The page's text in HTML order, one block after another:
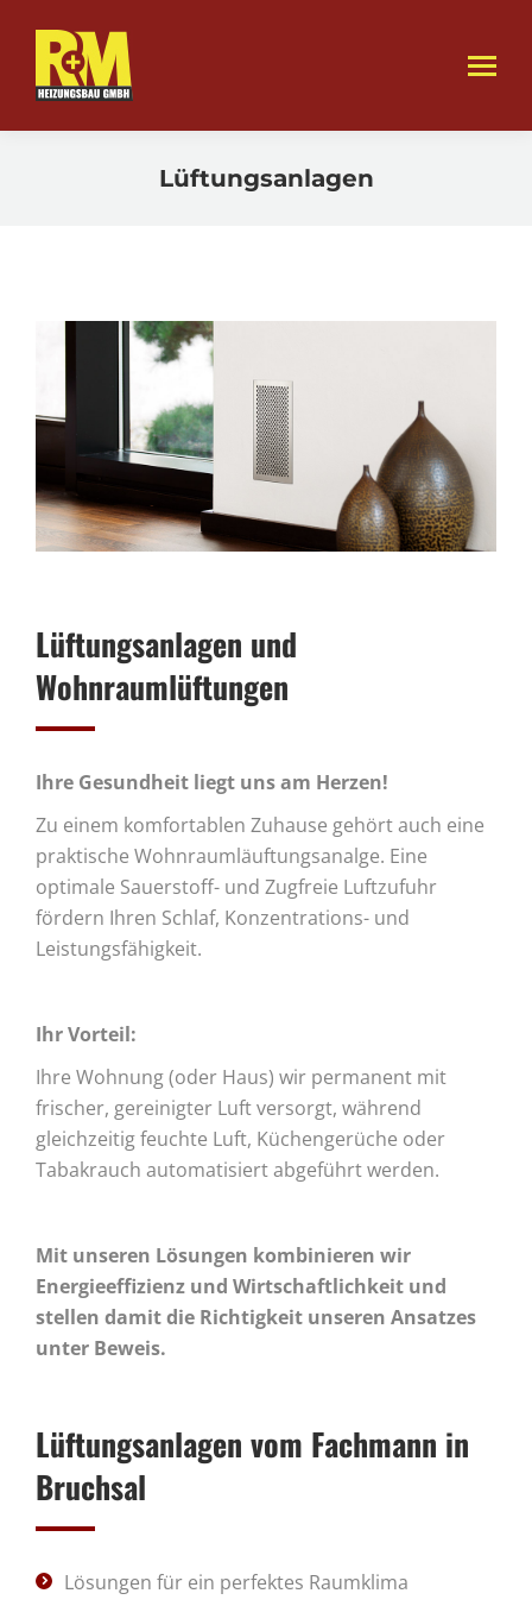
Lüftungsanlagen
Lüftungsanlagen und
Wohnraumlüftungen
Ihre Gesundheit liegt uns am Herzen!
Zu einem komfortablen Zuhause gehört auch eine
praktische Wohnraumläuftungsanalge. Eine
optimale Sauerstoff- und Zugfreie Luftzufuhr
fördern Ihren Schlaf, Konzentrations- und
Leistungsfähigkeit.
Ihr Vorteil:
Ihre Wohnung (oder Haus) wir permanent mit
frischer, gereinigter Luft versorgt, während
gleichzeitig feuchte Luft, Küchengerüche oder
Tabakrauch automatisiert abgeführt werden.
Mit unseren Lösungen kombinieren wir
Energieeffizienz und Wirtschaftlichkeit und
stellen damit die Richtigkeit unseren Ansatzes
unter Beweis.
Lüftungsanlagen vom Fachmann in
Bruchsal
Lösungen für ein perfektes Raumklima